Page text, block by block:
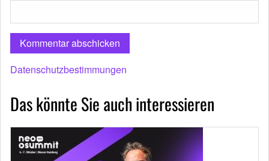
Datenschutzbestimmungen
Das könnte Sie auch interessieren